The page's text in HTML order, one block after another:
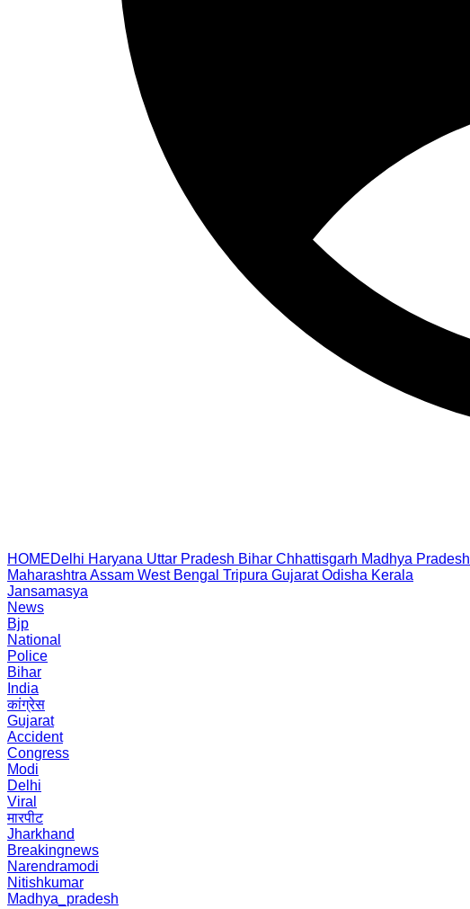
HOMEDelhi Haryana Uttar Pradesh Bihar Chhattisgarh Madhya Pradesh
Maharashtra Assam West Bengal Tripura Gujarat Odisha Kerala
Jansamasya
News
Bjp
National
Police
Bihar
India
कांग्रेस
Gujarat
Accident
Congress
Modi
Delhi
Viral
मारपीट
Jharkhand
Breakingnews
Narendramodi
Nitishkumar
Madhya_pradesh